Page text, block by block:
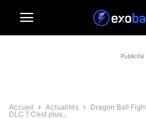
Publicité
Accueil Actualités
Dragon Ball
DLC ? C’est plus...